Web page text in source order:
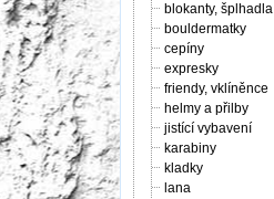
blokanty, šplhadla
bouldermatky
cepíny
expresky
friendy, vklíněnce
helmy a přilby
jistící vybavení
karabiny
kladky
lana